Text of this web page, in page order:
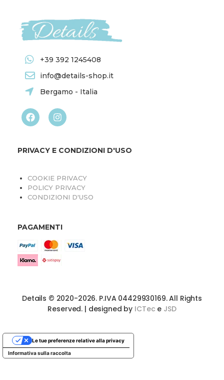
+39 392 1245408
info@details-shop.it
Bergamo - Italia
PRIVACY E CONDIZIONI D'USO
COOKIE PRIVACY
POLICY PRIVACY
CONDIZIONI D'USO
PAGAMENTI
Details © 2020-2026. P.IVA 04429930169. All Rights
Reserved. | designed by ICTec e JSD
Informativa sulla raccolta
Le tue preferenze relative alla privacy